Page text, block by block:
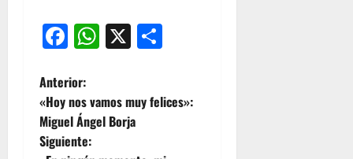
Facebook
WhatsApp
X
Anterior:
«Hoy nos vamos muy felices»:
Miguel Ángel Borja
Siguiente: